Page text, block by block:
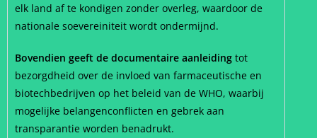
elk land af te kondigen zonder overleg, waardoor de
nationale soevereiniteit wordt ondermijnd.
Bovendien geeft de documentaire aanleiding tot
bezorgdheid over de invloed van farmaceutische en
biotechbedrijven op het beleid van de WHO, waarbij
mogelijke belangenconflicten en gebrek aan
transparantie worden benadrukt.